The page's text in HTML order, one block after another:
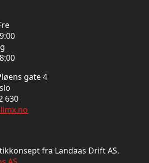
gate 4
630
fra Landaas Drift AS.